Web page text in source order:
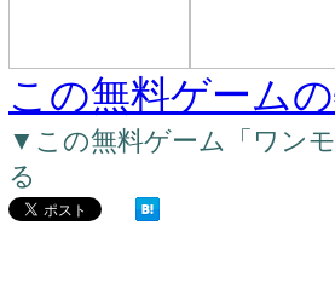
この無料ゲーム
▼この無料ゲーム「ワン
る